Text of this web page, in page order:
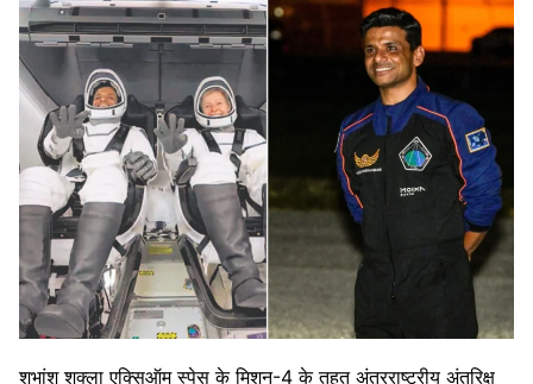
शुभांशु शुक्ला एक्सिऑम स्पेस के मिशन-4 के तहत अंतरराष्ट्रीय अंतरिक्ष